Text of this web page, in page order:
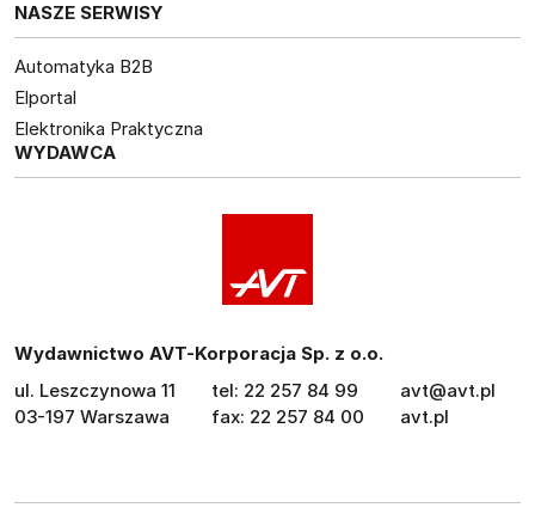
NASZE SERWISY
Automatyka B2B
Elportal
Elektronika Praktyczna
WYDAWCA
Wydawnictwo AVT-Korporacja Sp. z o.o.
ul. Leszczynowa 11
03-197 Warszawa
tel: 22 257 84 99
fax: 22 257 84 00
avt@avt.pl
avt.pl